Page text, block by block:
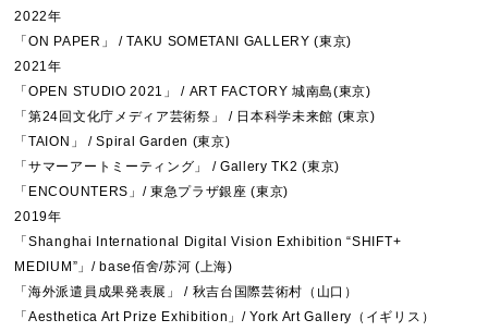
2022年
「ON PAPER」 / TAKU SOMETANI GALLERY (東京)
2021年
「OPEN STUDIO 2021」 / ART FACTORY 城南島(東京)
「第24回文化庁メディア芸術祭」 / 日本科学未来館 (東京)
「TAION」 / Spiral Garden (東京)
「サマーアートミーティング」 / Gallery TK2 (東京)
「ENCOUNTERS」/ 東急プラザ銀座 (東京)
2019年
「Shanghai International Digital Vision Exhibition “SHIFT+
MEDIUM”」/ base佰舍/苏河 (上海)
「海外派遣員成果発表展」 / 秋吉台国際芸術村（山口）
「Aesthetica Art Prize Exhibition」/ York Art Gallery（イギリス）